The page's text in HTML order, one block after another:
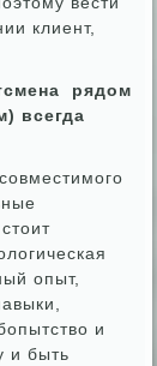
клиент,
рядом
всегда
опыт,
и
и быть